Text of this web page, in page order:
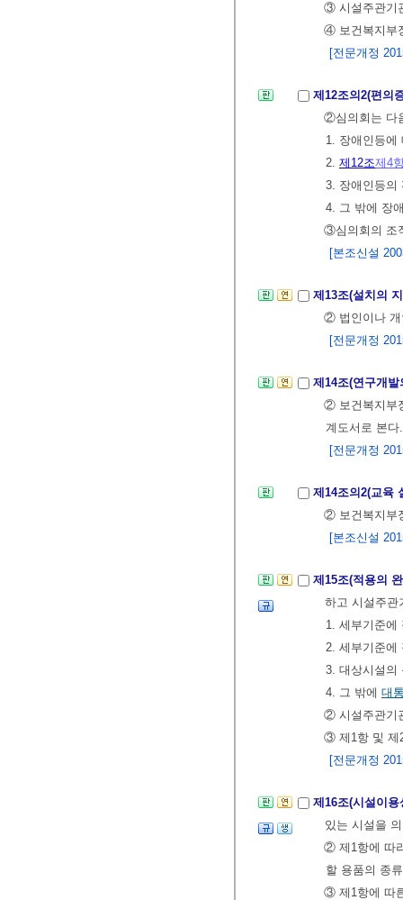
③ 시설주관기
④ 보건복지부
[전문개정
제12조의2(편의
②심의회는 다
1. 장애인등에
2. 제12조제4
3. 장애인등의
4. 그 밖에 장
③심의회의 조
[본조신설
제13조(설치의
② 법인이나 개
[전문개정
제14조(연구개
② 보건복지부
계도서로 본다.
[전문개정
제14조의2(교육
② 보건복지부
[본조신설
제15조(적용의
하고 시설주관
1. 세부기준에
2. 세부기준에
3. 대상시설의
4. 그 밖에 대
② 시설주관기
③ 제1항 및 제
[전문개정
제16조(시설이
있는 시설을
② 제1항에 따
할 용품의 종
③ 제1항에 따